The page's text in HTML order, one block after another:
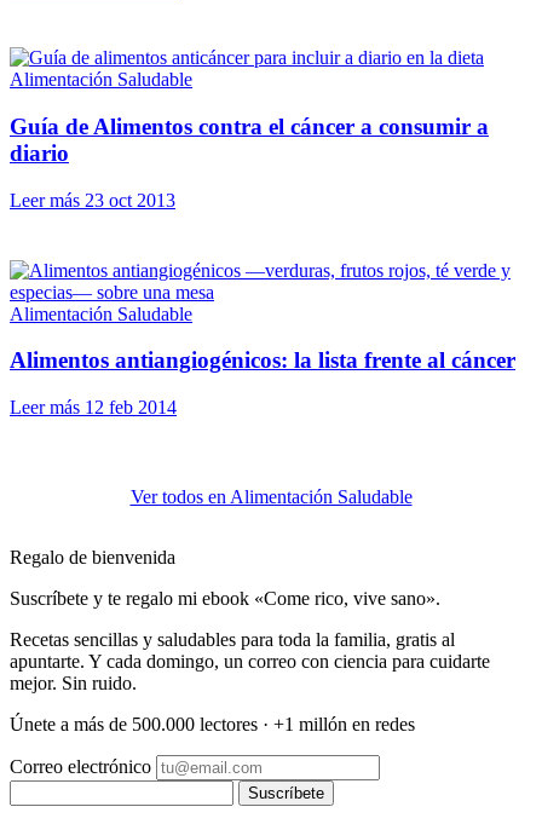
Alimentación Saludable
Guía de Alimentos contra el cáncer a consumir a
diario
Leer más 23 oct 2013
Alimentación Saludable
Alimentos antiangiogénicos: la lista frente al cáncer
Leer más 12 feb 2014
Ver todos en Alimentación Saludable
Regalo de bienvenida
Suscríbete y te regalo mi ebook «Come rico, vive sano».
Recetas sencillas y saludables para toda la familia, gratis al
apuntarte. Y cada domingo, un correo con ciencia para cuidarte
mejor. Sin ruido.
Únete a más de 500.000 lectores · +1 millón en redes
Correo electrónico
Suscríbete